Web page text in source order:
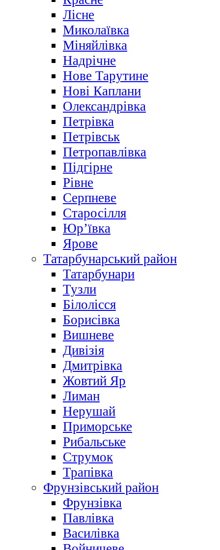
Лісне
Миколаївка
Міняйлівка
Надрічне
Нове Тарутине
Нові Каплани
Олександрівка
Петрівка
Петрівськ
Петропавлівка
Підгірне
Рівне
Серпневе
Старосілля
Юр’ївка
Ярове
Татарбунарський район
Татарбунари
Тузли
Білолісся
Борисівка
Вишневе
Дивізія
Дмитрівка
Жовтий Яр
Лиман
Нерушай
Приморське
Рибальське
Струмок
Трапівка
Фрунзівський район
Фрунзівка
Павлівка
Василівка